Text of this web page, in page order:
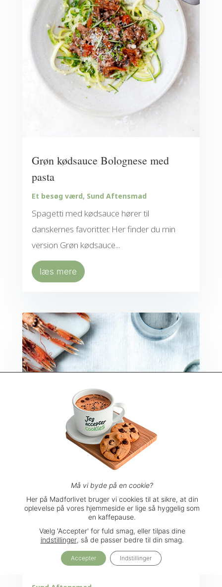
Grøn kødsauce Bolognese med
pasta
Et besøg værd, Sund Aftensmad
Spagetti med kødsauce hører til
danskernes favoritter. Her finder du min
version Grøn kødsauce...
læs mere
Sprødstegt kål med skaldyr
Må vi byde på en cookie?
Her på Madforlivet bruger vi cookies til at sikre, at din
oplevelse på vores hjemmeside er lige så hyggelig som
en kaffepause.
Vælg 'Accepter' for fuld smag, eller tilpas dine
indstillinger, så de passer bedre til din smag.
Accepter Indstillinger